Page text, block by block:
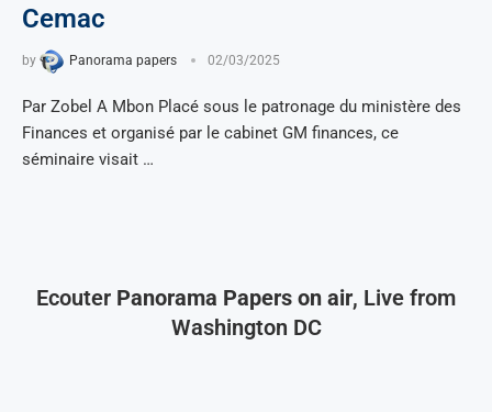
Cemac
by Panorama papers 02/03/2025
Par Zobel A Mbon Placé sous le patronage du ministère des
Finances et organisé par le cabinet GM finances, ce
séminaire visait …
Ecouter Panorama Papers on air, Live from
Washington DC